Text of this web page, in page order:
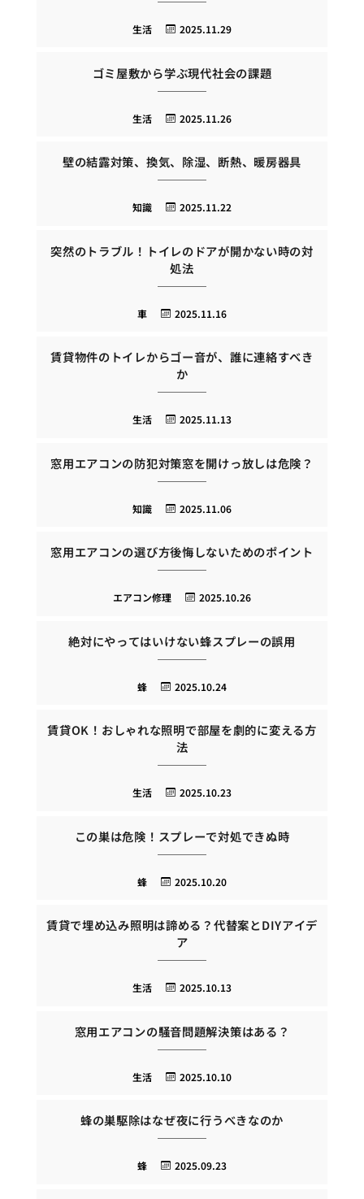
2025.11.29
生活
ゴミ屋敷から学ぶ現代社会の課題
2025.11.26
生活
壁の結露対策、換気、除湿、断熱、暖房器具
2025.11.22
知識
突然のトラブル！トイレのドアが開かない時の対
処法
2025.11.16
車
賃貸物件のトイレからゴー音が、誰に連絡すべき
か
2025.11.13
生活
窓用エアコンの防犯対策窓を開けっ放しは危険？
2025.11.06
知識
窓用エアコンの選び方後悔しないためのポイント
2025.10.26
エアコン修理
絶対にやってはいけない蜂スプレーの誤用
2025.10.24
蜂
賃貸OK！おしゃれな照明で部屋を劇的に変える方
法
2025.10.23
生活
この巣は危険！スプレーで対処できぬ時
2025.10.20
蜂
賃貸で埋め込み照明は諦める？代替案とDIYアイデ
ア
2025.10.13
生活
窓用エアコンの騒音問題解決策はある？
2025.10.10
生活
蜂の巣駆除はなぜ夜に行うべきなのか
2025.09.23
蜂